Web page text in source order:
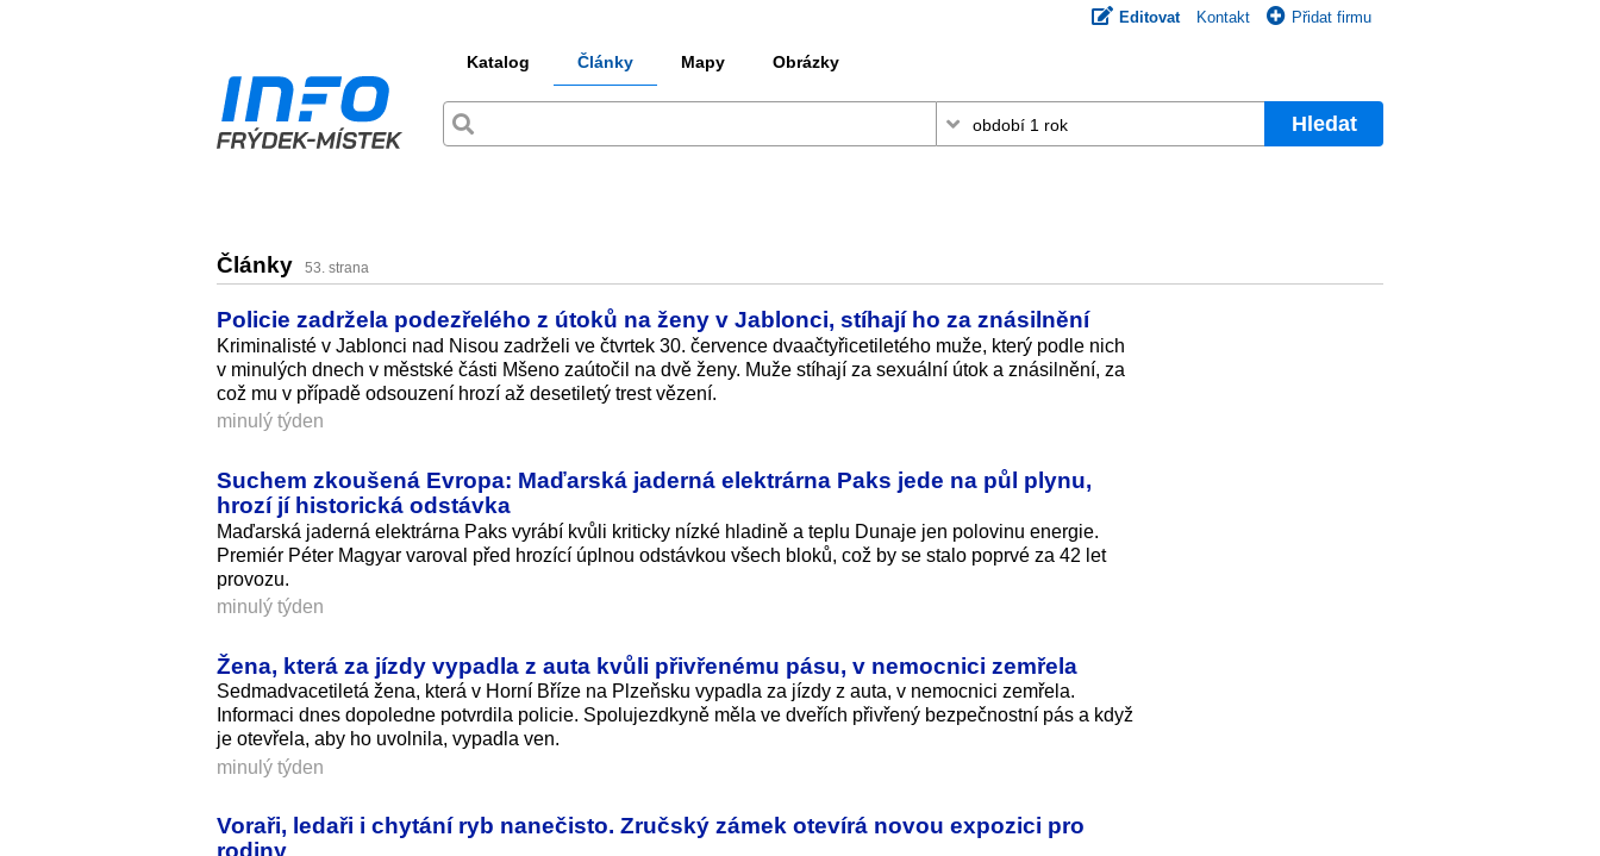
Editovat Kontakt Přidat firmu
Katalog Články Mapy Obrázky
Hledat
Články 53. strana
Policie zadržela podezřelého z útoků na ženy v Jablonci, stíhají ho za znásilnění
Kriminalisté v Jablonci nad Nisou zadrželi ve čtvrtek 30. července dvaačtyřicetiletého muže, který podle nich
v minulých dnech v městské části Mšeno zaútočil na dvě ženy. Muže stíhají za sexuální útok a znásilnění, za
což mu v případě odsouzení hrozí až desetiletý trest vězení.
minulý týden
Suchem zkoušená Evropa: Maďarská jaderná elektrárna Paks jede na půl plynu,
hrozí jí historická odstávka
Maďarská jaderná elektrárna Paks vyrábí kvůli kriticky nízké hladině a teplu Dunaje jen polovinu energie.
Premiér Péter Magyar varoval před hrozící úplnou odstávkou všech bloků, což by se stalo poprvé za 42 let
provozu.
minulý týden
Žena, která za jízdy vypadla z auta kvůli přivřenému pásu, v nemocnici zemřela
Sedmadvacetiletá žena, která v Horní Bříze na Plzeňsku vypadla za jízdy z auta, v nemocnici zemřela.
Informaci dnes dopoledne potvrdila policie. Spolujezdkyně měla ve dveřích přivřený bezpečnostní pás a když
je otevřela, aby ho uvolnila, vypadla ven.
minulý týden
Voraři, ledaři i chytání ryb nanečisto. Zručský zámek otevírá novou expozici pro
rodiny